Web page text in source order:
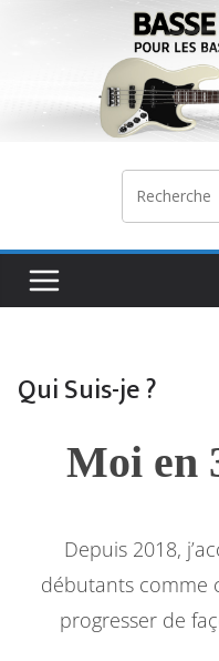
Qui Suis-je ?
Moi en
Depuis 2018,
débutants comme
progresser de